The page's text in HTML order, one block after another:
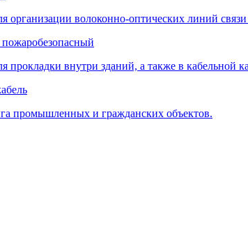
организации волоконно-оптических линий
прокладки внутри зданий, а также в кабельной
промышленных и гражданских объектов.